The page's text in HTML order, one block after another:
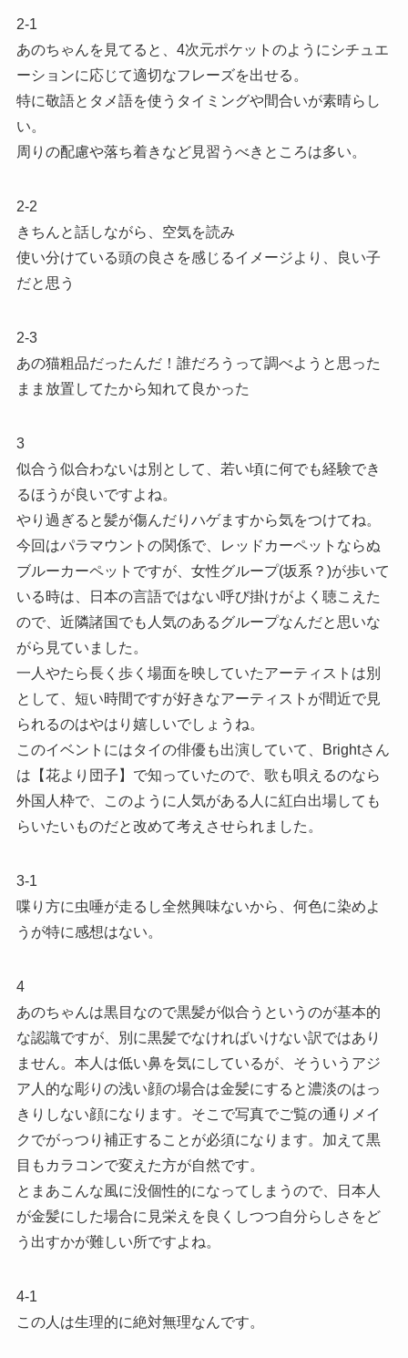
2-1
あのちゃんを見てると、4次元ポケットのようにシチュエ
ーションに応じて適切なフレーズを出せる。
特に敬語とタメ語を使うタイミングや間合いが素晴らし
い。
周りの配慮や落ち着きなど見習うべきところは多い。
2-2
きちんと話しながら、空気を読み
使い分けている頭の良さを感じるイメージより、良い子
だと思う
2-3
あの猫粗品だったんだ！誰だろうって調べようと思った
まま放置してたから知れて良かった
3
似合う似合わないは別として、若い頃に何でも経験でき
るほうが良いですよね。
やり過ぎると髪が傷んだりハゲますから気をつけてね。
今回はパラマウントの関係で、レッドカーペットならぬ
ブルーカーペットですが、女性グループ(坂系？)が歩いて
いる時は、日本の言語ではない呼び掛けがよく聴こえた
ので、近隣諸国でも人気のあるグループなんだと思いな
がら見ていました。
一人やたら長く歩く場面を映していたアーティストは別
として、短い時間ですが好きなアーティストが間近で見
られるのはやはり嬉しいでしょうね。
このイベントにはタイの俳優も出演していて、Brightさん
は【花より団子】で知っていたので、歌も唄えるのなら
外国人枠で、このように人気がある人に紅白出場しても
らいたいものだと改めて考えさせられました。
3-1
喋り方に虫唾が走るし全然興味ないから、何色に染めよ
うが特に感想はない。
4
あのちゃんは黒目なので黒髪が似合うというのが基本的
な認識ですが、別に黒髪でなければいけない訳ではあり
ません。本人は低い鼻を気にしているが、そういうアジ
ア人的な彫りの浅い顔の場合は金髪にすると濃淡のはっ
きりしない顔になります。そこで写真でご覧の通りメイ
クでがっつり補正することが必須になります。加えて黒
目もカラコンで変えた方が自然です。
とまあこんな風に没個性的になってしまうので、日本人
が金髪にした場合に見栄えを良くしつつ自分らしさをど
う出すかが難しい所ですよね。
4-1
この人は生理的に絶対無理なんです。